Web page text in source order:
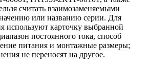
считать взаимозаменяемыми
или названию серии. Для
используют карточку выбранной
постоянного тока, способ
питания и монтажные размеры;
не переносят на другое.